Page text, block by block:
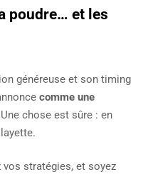
poudre… et les
généreuse et son timing
comme une
chose est sûre : en
vos stratégies, et soyez